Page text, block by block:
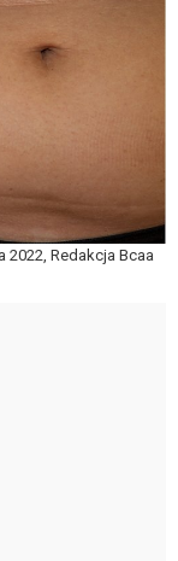
2022, Redakcja Bcaa